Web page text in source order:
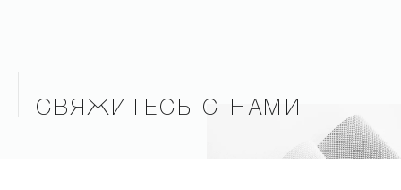
СВЯЖИТЕСЬ С НАМИ